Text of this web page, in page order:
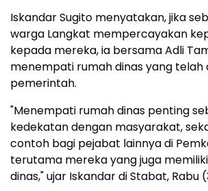
Iskandar Sugito menyatakan, jika
warga Langkat mempercayakan
kepada mereka, ia bersama Adli
menempati rumah dinas yang telah
pemerintah.
"Menempati rumah dinas penting
kedekatan dengan masyarakat,
contoh bagi pejabat lainnya di
terutama mereka yang juga
dinas," ujar Iskandar di Stabat, Rabu